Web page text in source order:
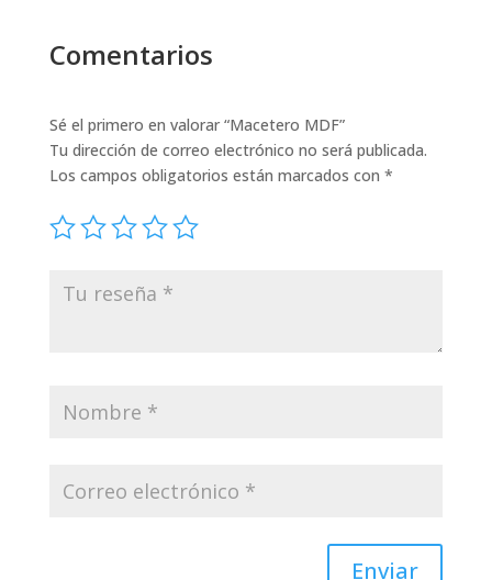
Comentarios
Sé el primero en valorar “Macetero MDF”
Tu dirección de correo electrónico no será publicada.
Los campos obligatorios están marcados con *
Enviar